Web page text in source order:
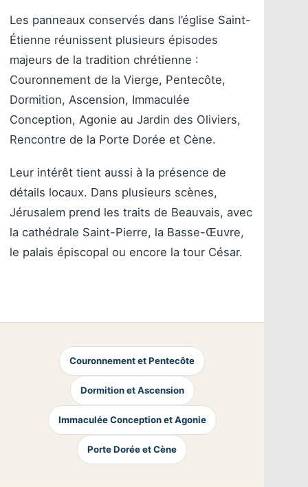
Les panneaux conservés dans l’église Saint-
Étienne réunissent plusieurs épisodes
majeurs de la tradition chrétienne :
Couronnement de la Vierge, Pentecôte,
Dormition, Ascension, Immaculée
Conception, Agonie au Jardin des Oliviers,
Rencontre de la Porte Dorée et Cène.
Leur intérêt tient aussi à la présence de
détails locaux. Dans plusieurs scènes,
Jérusalem prend les traits de Beauvais, avec
la cathédrale Saint-Pierre, la Basse-Œuvre,
le palais épiscopal ou encore la tour César.
Couronnement et Pentecôte
Dormition et Ascension
Immaculée Conception et Agonie
Porte Dorée et Cène